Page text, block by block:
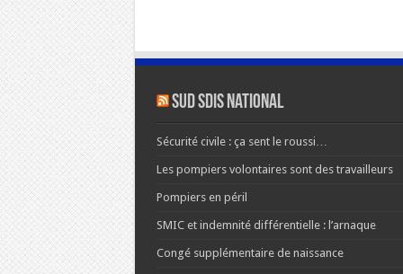
SUD SDIS national
Sécurité civile : ça sent le roussi…
Les pompiers volontaires sont des travailleurs
Pompiers en péril
SMIC et indemnité différentielle : l’arnaque
Congé supplémentaire de naissance